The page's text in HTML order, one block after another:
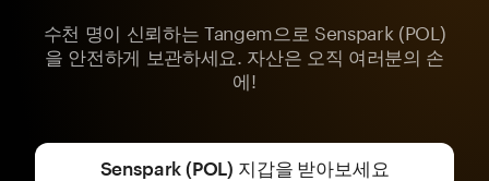
수천 명이 신뢰하는 Tangem으로 Senspark (POL)
을 안전하게 보관하세요. 자산은 오직 여러분의 손
에!
Senspark (POL) 지갑을 받아보세요